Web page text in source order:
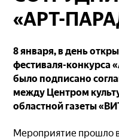
«АРТ-
8 января, в день
фестиваля-конкурса
было подписано
между Центром
областной газеты
Мероприятие прошло